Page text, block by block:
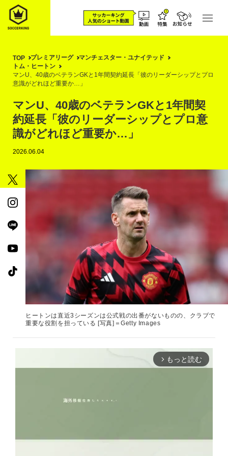
TOP プレミアリーグ
マンチェスター・ユナイテッド
トム・ヒートン
マンU、40歳のベテランGKと1年間契約延長「彼のリーダーシップとプロ
意識がどれほど重要か…」
マンU、40歳のベテランGKと1年間契
約延長「彼のリーダーシップとプロ意
識がどれほど重要か…」
2026.06.04
ヒートンは直近3シーズンは公式戦の出番がないものの、クラブで
重要な役割を担っている [写真]＝Getty Images
arrow_forward_ios もっと読む